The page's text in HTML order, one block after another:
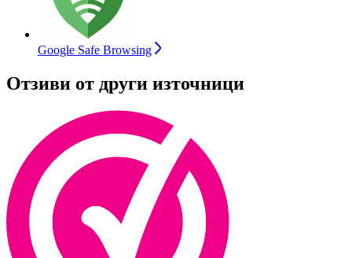
Google Safe Browsing
Отзиви от други източници